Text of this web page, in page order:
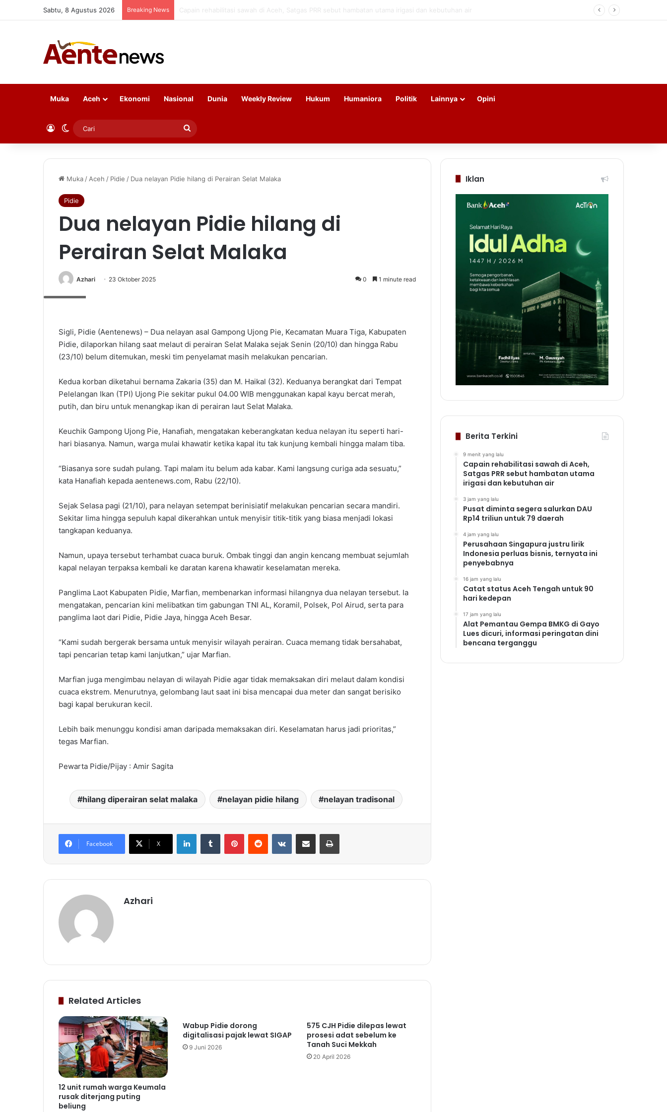
Sabtu, 8 Agustus 2026 Breaking News Pusat diminta segera salurkan DAU Rp14 triliun untuk 79 daerah
Muka Aceh Ekonomi Nasional Dunia Weekly Review Hukum Humaniora Politik Lainnya Opini
Log InSwitch skin Cari
Muka / Aceh / Pidie / Dua nelayan Pidie hilang di Perairan Selat Malaka
Pidie
Dua nelayan Pidie hilang di
Perairan Selat Malaka
Azhari 23 Oktober 2025 0 1 minute read
Sigli, Pidie (Aentenews) – Dua nelayan asal Gampong Ujong Pie, Kecamatan Muara Tiga, Kabupaten
Pidie, dilaporkan hilang saat melaut di perairan Selat Malaka sejak Senin (20/10) dan hingga Rabu
(23/10) belum ditemukan, meski tim penyelamat masih melakukan pencarian.
Kedua korban diketahui bernama Zakaria (35) dan M. Haikal (32). Keduanya berangkat dari Tempat
Pelelangan Ikan (TPI) Ujong Pie sekitar pukul 04.00 WIB menggunakan kapal kayu bercat merah,
putih, dan biru untuk menangkap ikan di perairan laut Selat Malaka.
Keuchik Gampong Ujong Pie, Hanafiah, mengatakan keberangkatan kedua nelayan itu seperti hari-
hari biasanya. Namun, warga mulai khawatir ketika kapal itu tak kunjung kembali hingga malam tiba.
“Biasanya sore sudah pulang. Tapi malam itu belum ada kabar. Kami langsung curiga ada sesuatu,”
kata Hanafiah kepada aentenews.com, Rabu (22/10).
Sejak Selasa pagi (21/10), para nelayan setempat berinisiatif melakukan pencarian secara mandiri.
Sekitar lima hingga sepuluh kapal dikerahkan untuk menyisir titik-titik yang biasa menjadi lokasi
tangkapan keduanya.
Namun, upaya tersebut terhambat cuaca buruk. Ombak tinggi dan angin kencang membuat sejumlah
kapal nelayan terpaksa kembali ke daratan karena khawatir keselamatan mereka.
Panglima Laot Kabupaten Pidie, Marfian, membenarkan informasi hilangnya dua nelayan tersebut. Ia
mengatakan, pencarian kini melibatkan tim gabungan TNI AL, Koramil, Polsek, Pol Airud, serta para
panglima laot dari Pidie, Pidie Jaya, hingga Aceh Besar.
“Kami sudah bergerak bersama untuk menyisir wilayah perairan. Cuaca memang tidak bersahabat,
tapi pencarian tetap kami lanjutkan,” ujar Marfian.
Marfian juga mengimbau nelayan di wilayah Pidie agar tidak memaksakan diri melaut dalam kondisi
cuaca ekstrem. Menurutnya, gelombang laut saat ini bisa mencapai dua meter dan sangat berisiko
bagi kapal berukuran kecil.
Lebih baik menunggu kondisi aman daripada memaksakan diri. Keselamatan harus jadi prioritas,”
tegas Marfian.
Pewarta Pidie/Pijay : Amir Sagita
hilang diperairan selat malaka nelayan pidie hilang nelayan tradisonal
Facebook X
LinkedInTumblr PinterestReddit VKontakteShare via Email Print
Azhari
Related Articles
12 unit rumah warga Keumala
rusak diterjang puting
beliung
Wabup Pidie dorong
digitalisasi pajak lewat SIGAP
9 Juni 2026
575 CJH Pidie dilepas lewat
prosesi adat sebelum ke
Tanah Suci Mekkah
20 April 2026
Iklan
Berita Terkini
9 menit yang lalu
Capain rehabilitasi sawah di Aceh,
Satgas PRR sebut hambatan utama
irigasi dan kebutuhan air
3 jam yang lalu
Pusat diminta segera salurkan DAU
Rp14 triliun untuk 79 daerah
4 jam yang lalu
Perusahaan Singapura justru lirik
Indonesia perluas bisnis, ternyata ini
penyebabnya
16 jam yang lalu
Catat status Aceh Tengah untuk 90
hari kedepan
17 jam yang lalu
Alat Pemantau Gempa BMKG di Gayo
Lues dicuri, informasi peringatan dini
bencana terganggu